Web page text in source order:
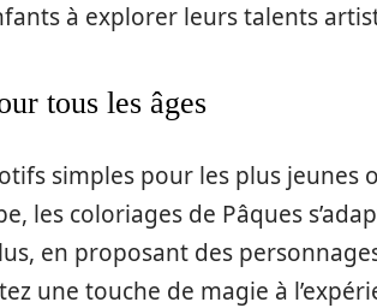
à explorer leurs talents
tous les âges
simples pour les plus
les coloriages de Pâques
en proposant des
une touche de magie à